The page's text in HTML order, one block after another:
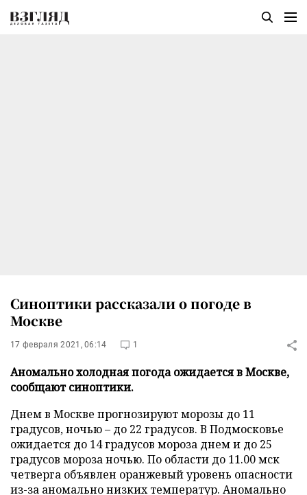
Синоптики рассказали о погоде в
Москве
17 февраля 2021, 06:14 1
Аномально холодная погода ожидается в Москве,
сообщают синоптики.
Днем в Москве прогнозируют морозы до 11
градусов, ночью – до 22 градусов. В Подмосковье
ожидается до 14 градусов мороза днем и до 25
градусов мороза ночью. По области до 11.00 мск
четверга объявлен оранжевый уровень опасности
из-за аномально низких температур. Аномально